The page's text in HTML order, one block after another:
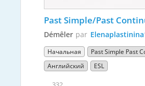
Past Simple/Past
Démêler par
Начальная
Past Simple Past
Английский
ESL